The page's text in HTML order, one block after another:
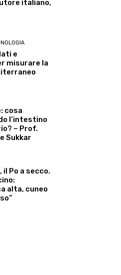
italiano,
e
misurare la
cosa
l’intestino
– Prof.
Sukkar
Po a secco.
alta, cuneo